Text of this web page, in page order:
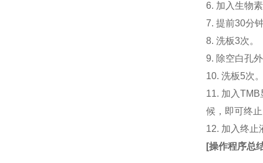
6. 加入生物
7. 提前30分
8. 洗板3次。
9. 除空白孔
10. 洗板5次
11. 加入
候，即可终
12. 加入终止
[操作程序总